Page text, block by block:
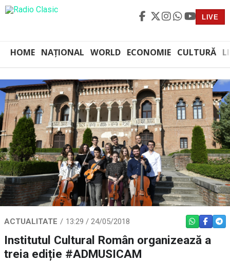
LIVE
HOME NAȚIONAL WORLD ECONOMIE CULTURĂ
ACTUALITATE 13:29 / 24/05/2018 WHATSAPP
Institutul Cultural Român organizează a
treia ediție #ADMUSICAM